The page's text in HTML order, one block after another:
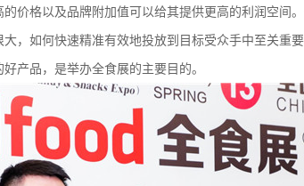
价格以及品牌附加值可以给其提供更高的利润空间
，如何快速精准有效地投放到目标受众手中至关重
产品，是举办全食展的主要目的。